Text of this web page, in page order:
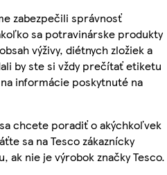
zabezpečili správnosť
sa potravinárske produkty
výživy, diétnych zložiek a
by ste si vždy prečítať etiketu
informácie poskytnuté na
chcete poradiť o akýchkoľvek
sa na Tesco zákaznícky
ak nie je výrobok značky Tesco.